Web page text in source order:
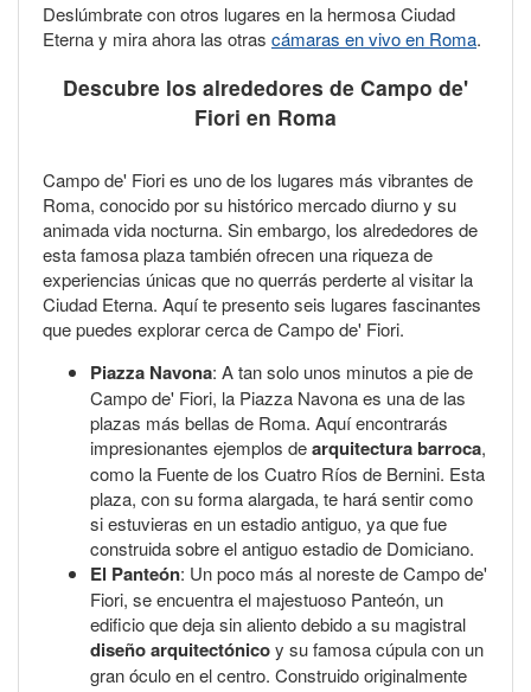
Deslúmbrate con otros lugares en la hermosa Ciudad
Eterna y mira ahora las otras cámaras en vivo en Roma.
Descubre los alrededores de Campo de'
Fiori en Roma
Campo de' Fiori es uno de los lugares más vibrantes de
Roma, conocido por su histórico mercado diurno y su
animada vida nocturna. Sin embargo, los alrededores de
esta famosa plaza también ofrecen una riqueza de
experiencias únicas que no querrás perderte al visitar la
Ciudad Eterna. Aquí te presento seis lugares fascinantes
que puedes explorar cerca de Campo de' Fiori.
Piazza Navona: A tan solo unos minutos a pie de
Campo de' Fiori, la Piazza Navona es una de las
plazas más bellas de Roma. Aquí encontrarás
impresionantes ejemplos dearquitectura barroca,
como la Fuente de los Cuatro Ríos de Bernini. Esta
plaza, con su forma alargada, te hará sentir como
si estuvieras en un estadio antiguo, ya que fue
construida sobre el antiguo estadio de Domiciano.
El Panteón: Un poco más al noreste de Campo de'
Fiori, se encuentra el majestuoso Panteón, un
edificio que deja sin aliento debido a su magistral
diseño arquitectónicoy su famosa cúpula con un
gran óculo en el centro. Construido originalmente